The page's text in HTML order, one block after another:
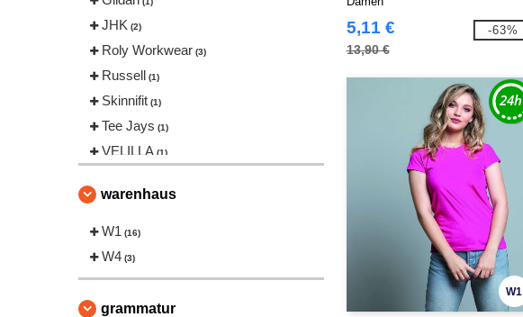
JHK (2)
Roly Workwear (3)
Russell (1)
Skinnifit (1)
Tee Jays (1)
VELILLA (1)
warenhaus
W1 (16)
W4 (3)
grammatur
5,11 €
13,90 €
-63%
W1